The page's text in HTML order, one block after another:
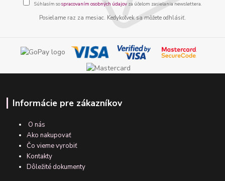
Súhlasím sospracovaním osobných údajov za účelom zasielania newslettera.
Posielame raz za mesiac. Kedykoľvek sa môžete odhlásiť.
Informácie pre zákazníkov
O nás
Ako nakupovať
Čo vieme vyrobiť
Kontakty
Dôležité dokumenty